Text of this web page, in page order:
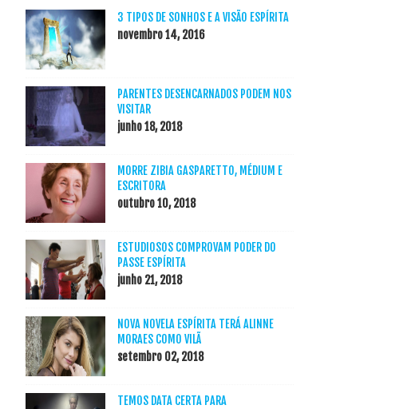
3 TIPOS DE SONHOS E A VISÃO ESPÍRITA
novembro 14, 2016
PARENTES DESENCARNADOS PODEM NOS
VISITAR
junho 18, 2018
MORRE ZIBIA GASPARETTO, MÉDIUM E
ESCRITORA
outubro 10, 2018
ESTUDIOSOS COMPROVAM PODER DO
PASSE ESPÍRITA
junho 21, 2018
NOVA NOVELA ESPÍRITA TERÁ ALINNE
MORAES COMO VILÃ
setembro 02, 2018
TEMOS DATA CERTA PARA